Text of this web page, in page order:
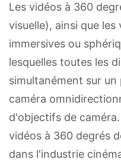
Les vidéos à 360
visuelle), ainsi que les
immersives ou
lesquelles toutes les
simultanément sur
caméra
d'objectifs de
vidéos à 360 degrés
dans l'industrie